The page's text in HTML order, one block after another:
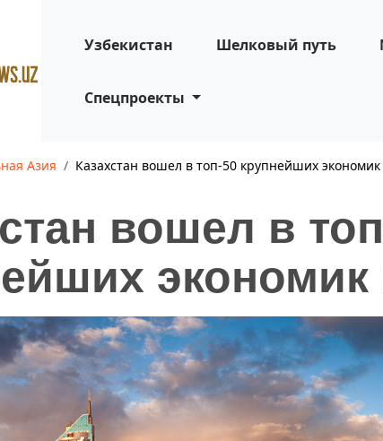
Узбекистан Шелковый путь
Спецпроекты
Азия Казахстан вошел в топ-50 крупнейших
вошел в